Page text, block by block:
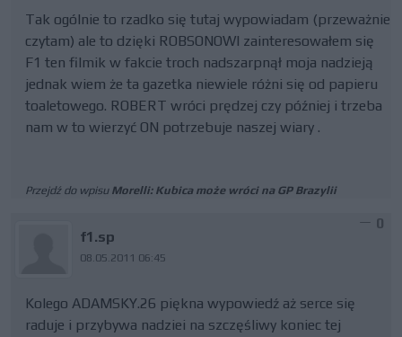
Tak ogólnie to rzadko się tutaj wypowiadam (przeważnie
czytam) ale to dzięki ROBSONOWI zainteresowałem się
F1 ten filmik w fakcie troch nadszarpnął moja nadzieją
jednak wiem że ta gazetka niewiele różni się od papieru
toaletowego. ROBERT wróci prędzej czy później i trzeba
nam w to wierzyć ON potrzebuje naszej wiary .
Przejdź do wpisu Morelli: Kubica może wróci na GP Brazylii
f1.sp
08.05.2011 06:45
0
Kolego ADAMSKY.26 piękna wypowiedź aż serce się
raduje i przybywa nadziei na szczęśliwy koniec tej